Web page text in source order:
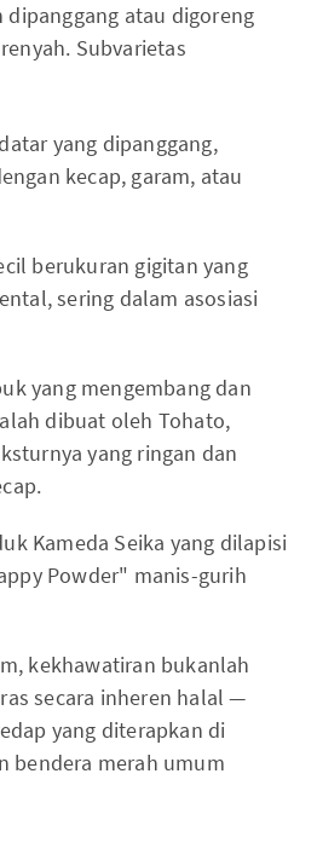
atau digoreng
Subvarietas
yang dipanggang,
kecap, garam, atau
berukuran gigitan yang
sering dalam asosiasi
yang mengembang dan
dibuat oleh Tohato,
yang ringan dan
Kameda Seika yang dilapisi
Powder" manis-gurih
kekhawatiran bukanlah
secara inheren halal —
yang diterapkan di
bendera merah umum